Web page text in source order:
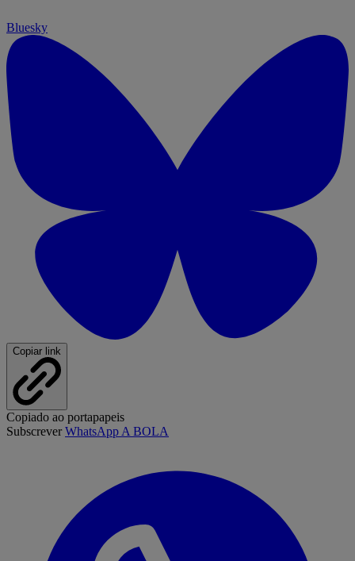
Bluesky
Copiar link
Copiado ao portapapeis
SubscreverWhatsApp A BOLA